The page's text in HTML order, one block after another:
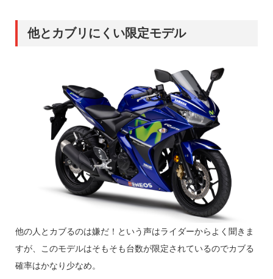
他とカブリにくい限定モデル
他の人とカブるのは嫌だ！という声はライダーからよく聞きま
すが、このモデルはそもそも台数が限定されているのでカブる
確率はかなり少なめ。